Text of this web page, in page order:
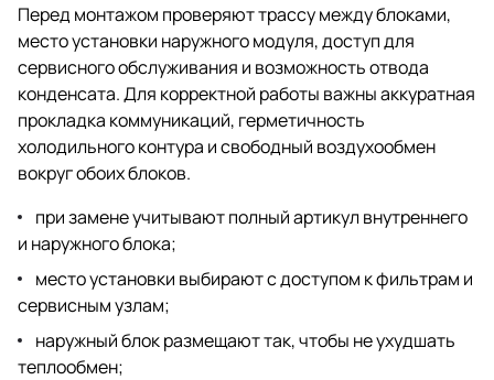
Перед монтажом проверяют трассу между блоками,
место установки наружного модуля, доступ для
сервисного обслуживания и возможность отвода
конденсата. Для корректной работы важны аккуратная
прокладка коммуникаций, герметичность
холодильного контура и свободный воздухообмен
вокруг обоих блоков.
при замене учитывают полный артикул внутреннего
и наружного блока;
место установки выбирают с доступом к фильтрам и
сервисным узлам;
наружный блок размещают так, чтобы не ухудшать
теплообмен;